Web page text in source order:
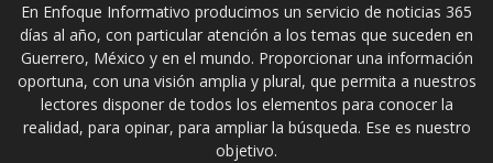
En Enfoque Informativo producimos un servicio de noticias 365
días al año, con particular atención a los temas que suceden en
Guerrero, México y en el mundo. Proporcionar una información
oportuna, con una visión amplia y plural, que permita a nuestros
lectores disponer de todos los elementos para conocer la
realidad, para opinar, para ampliar la búsqueda. Ese es nuestro
objetivo.